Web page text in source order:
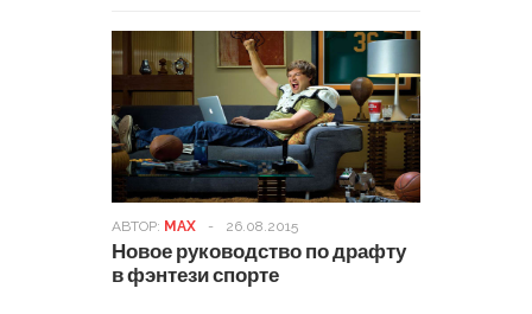
АВТОР: MAX - 26.08.2015
Новое руководство по драфту
в фэнтези спорте